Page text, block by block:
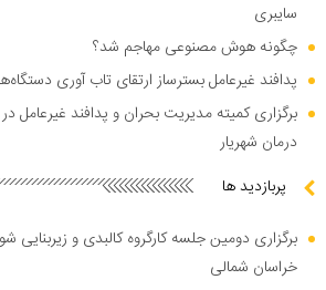
سایبری
چگونه هوش مصنوعی مهاجم شد؟
پدافند غیرعامل بسترساز ارتقای تاب آوری
برگزاری کمیته مدیریت بحران و پدافند غیرعامل
درمان شهریار
پربازدید ها
برگزاری دومین جلسه کارگروه کالبدی و زیربنایی
خراسان شمالی